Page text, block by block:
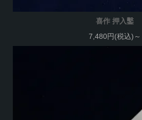
喜作 押入鑿
7,480円(税込)～